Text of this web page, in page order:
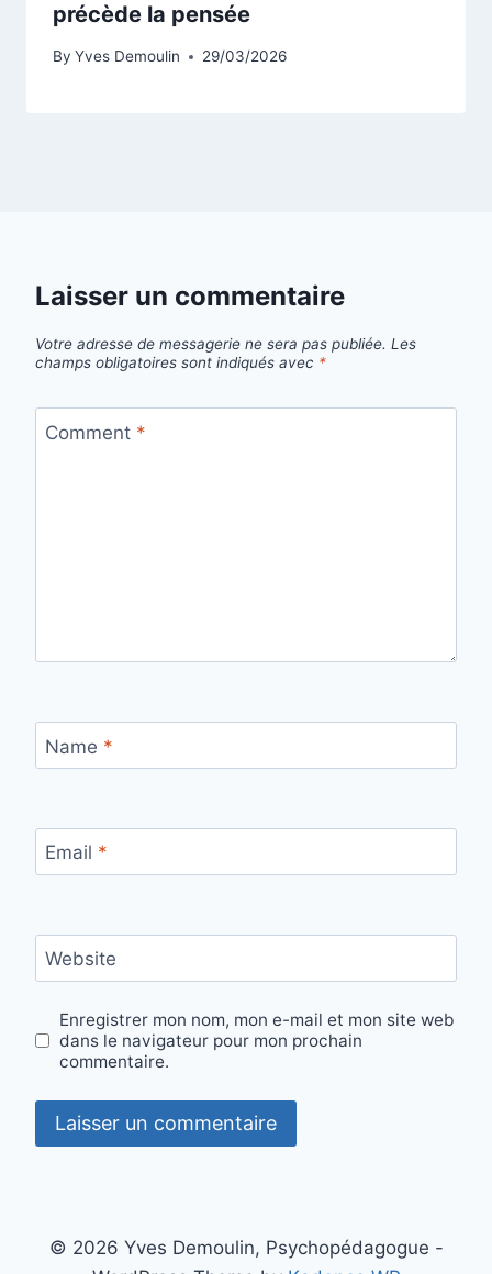
précède la pensée
By Yves Demoulin 29/03/2026
Laisser un commentaire
Votre adresse de messagerie ne sera pas publiée. Les
champs obligatoires sont indiqués avec *
Comment *
Name *
Email *
Website
Enregistrer mon nom, mon e-mail et mon site web
dans le navigateur pour mon prochain
commentaire.
© 2026 Yves Demoulin, Psychopédagogue -